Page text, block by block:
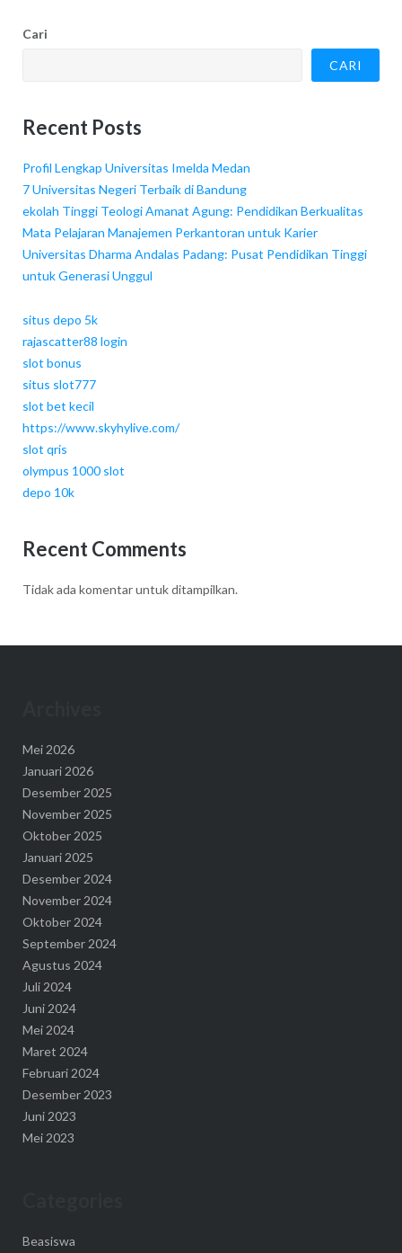
Cari
CARI
Recent Posts
Profil Lengkap Universitas Imelda Medan
7 Universitas Negeri Terbaik di Bandung
ekolah Tinggi Teologi Amanat Agung: Pendidikan Berkualitas
Mata Pelajaran Manajemen Perkantoran untuk Karier
Universitas Dharma Andalas Padang: Pusat Pendidikan Tinggi
untuk Generasi Unggul
situs depo 5k
rajascatter88 login
slot bonus
situs slot777
slot bet kecil
https://www.skyhylive.com/
slot qris
olympus 1000 slot
depo 10k
Recent Comments
Tidak ada komentar untuk ditampilkan.
Mei 2026
Januari 2026
Desember 2025
November 2025
Oktober 2025
Januari 2025
Desember 2024
November 2024
Oktober 2024
September 2024
Agustus 2024
Juli 2024
Juni 2024
Mei 2024
Maret 2024
Februari 2024
Desember 2023
Juni 2023
Mei 2023
Beasiswa